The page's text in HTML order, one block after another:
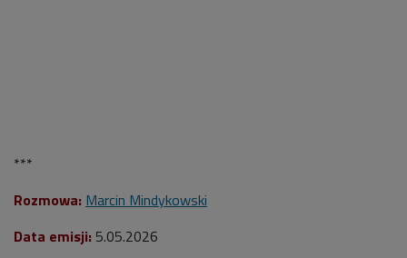
***
Rozmowa: Marcin Mindykowski
Data emisji: 5.05.2026